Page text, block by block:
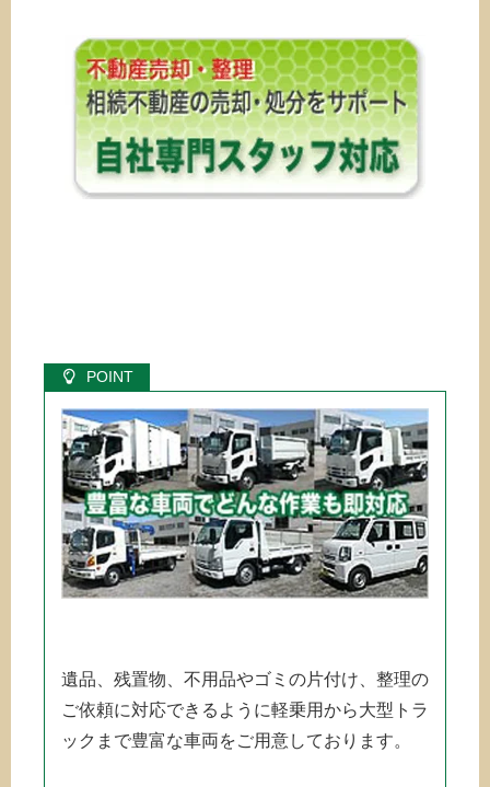
遺品、残置物、不用品やゴミの片付け、整理の
ご依頼に対応できるように軽乗用から大型トラ
ックまで豊富な車両をご用意しております。